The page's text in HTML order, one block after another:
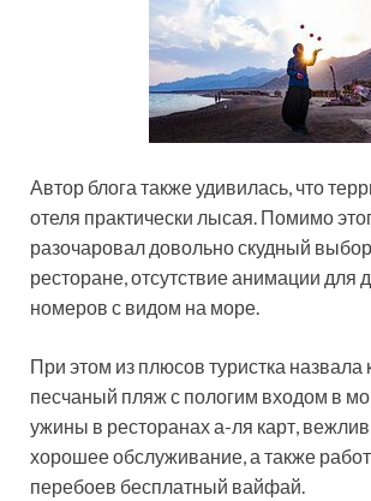
Автор блога также удивилась, что
отеля практически лысая. Помимо
разочаровал довольно скудный
ресторане, отсутствие анимации для
номеров с видом на море.
При этом из плюсов туристка назвала
песчаный пляж с пологим входом в
ужины в ресторанах а-ля карт,
хорошее обслуживание, а также
перебоев бесплатный вайфай.